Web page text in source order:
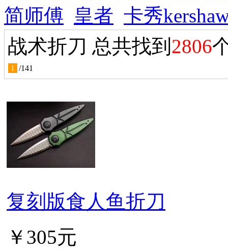
简师傅 皇者 卡秀
战术折刀 总共找到2806
1 /141
复刻版食人鱼折刀
￥305元